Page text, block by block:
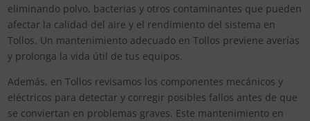
eliminando polvo, bacterias y otros contaminantes que pueden
afectar la calidad del aire y el rendimiento del sistema en
Tollos. Un mantenimiento adecuado en Tollos previene averías
y prolonga la vida útil de tus equipos.
Además, en Tollos revisamos los componentes mecánicos y
eléctricos para detectar y corregir posibles fallos antes de que
se conviertan en problemas graves. Este mantenimiento en